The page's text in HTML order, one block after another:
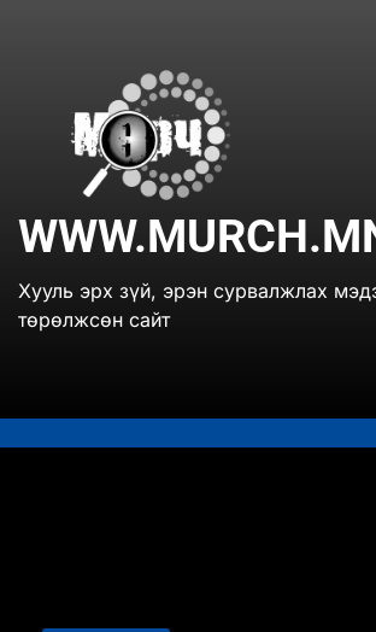
Хууль эрх зүй, эрэн сурвалжлах
төрөлжсөн сайт